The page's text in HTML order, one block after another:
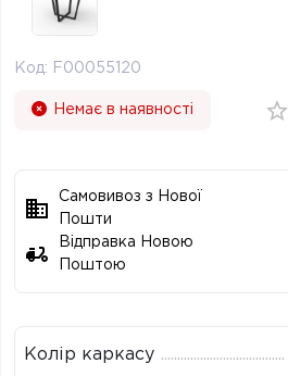
Код: F00055120
Немає в наявності
Самовивоз з Нової
Пошти
Відправка Новою
Поштою
Колір каркасу